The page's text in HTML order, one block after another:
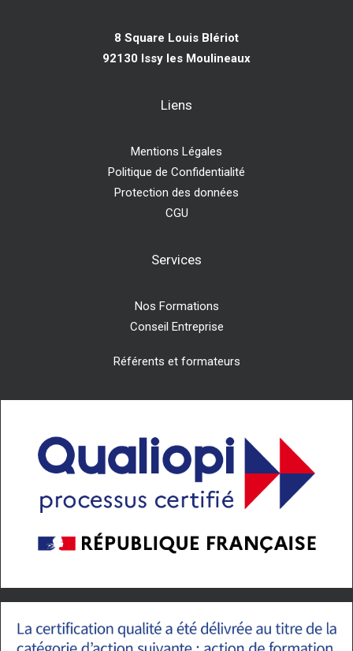
8 Square Louis Blériot
92130 Issy les Moulineaux
Liens
Mentions Légales
Politique de Confidentialité
Protection des données
CGU
Services
Nos Formations
Conseil Entreprise
Référents et formateurs